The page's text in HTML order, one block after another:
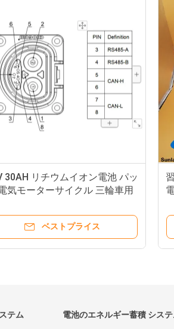
36V 48V容量ポリマー李イオン
バイク電池のパック
ベストプライス
テム 電池のエネルギー蓄積 システ